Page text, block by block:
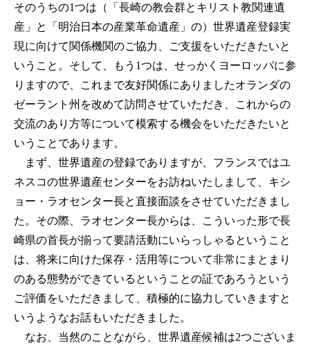
そのうちの1つは（「長崎の教会群とキリスト教関連遺
産」と「明治日本の産業革命遺産」の）世界遺産登録実
現に向けて関係機関のご協力、ご支援をいただきたいと
いうこと。そして、もう1つは、せっかくヨーロッパに参
りますので、これまで友好関係にありましたオランダの
ゼーラント州を改めて訪問させていただき、これからの
交流のあり方等について模索する機会をいただきたいと
いうことであります。
まず、世界遺産の登録でありますが、フランスではユ
ネスコの世界遺産センターをお訪ねいたしまして、キシ
ョー・ラオセンター長と直接面談をさせていただきまし
た。その際、ラオセンター長からは、こういった形で長
崎県の首長が揃って要請活動にいらっしゃるということ
は、将来に向けた保存・活用等について非常にまとまり
のある態勢ができているということの証であろうという
ご評価をいただきまして、積極的に協力していきますと
いうようなお話もいただきました。
なお、当然のことながら、世界遺産候補は2つございま